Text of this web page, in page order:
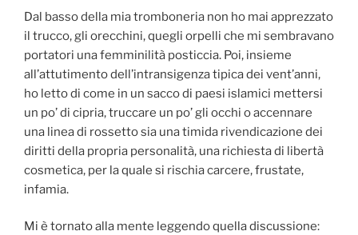
Dal basso della mia tromboneria non ho mai apprezzato
il trucco, gli orecchini, quegli orpelli che mi sembravano
portatori una femminilità posticcia. Poi, insieme
all’attutimento dell’intransigenza tipica dei vent’anni,
ho letto di come in un sacco di paesi islamici mettersi
un po’ di cipria, truccare un po’ gli occhi o accennare
una linea di rossetto sia una timida rivendicazione dei
diritti della propria personalità, una richiesta di libertà
cosmetica, per la quale si rischia carcere, frustate,
infamia.
Mi è tornato alla mente leggendo quella discussione: